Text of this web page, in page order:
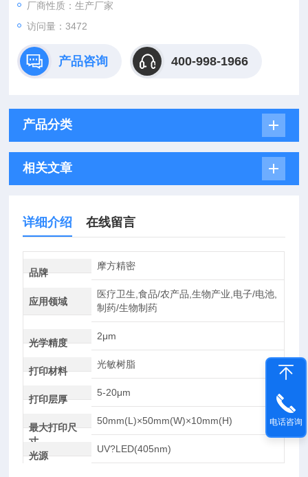
厂商性质：生产厂家
访问量：3472
产品咨询 400-998-1966
产品分类
相关文章
详细介绍 在线留言
品牌
摩方精密
应用领域
医疗卫生,食品/农产品,生物产业,电子/电池,
制药/生物制药
光学精度
2μm
打印材料
光敏树脂
打印层厚
5-20μm
最大打印尺
寸
50mm(L)×50mm(W)×10mm(H)
光源
UV?LED(405nm)
电话咨询